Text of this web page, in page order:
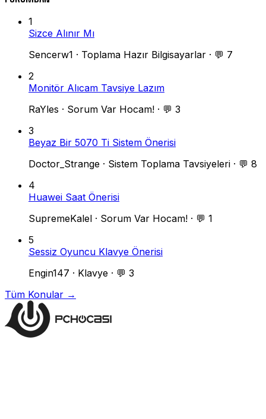
1
Sizce Alınır Mı
Sencerw1 · Toplama Hazır Bilgisayarlar · 💬 7
2
Monitör Alıcam Tavsiye Lazım
RaYles · Sorum Var Hocam! · 💬 3
3
Beyaz Bir 5070 Ti Sistem Önerisi
Doctor_Strange · Sistem Toplama Tavsiyeleri · 💬 8
4
Huawei Saat Önerisi
SupremeKalel · Sorum Var Hocam! · 💬 1
5
Sessiz Oyuncu Klavye Önerisi
Engin147 · Klavye · 💬 3
Tüm Konular →